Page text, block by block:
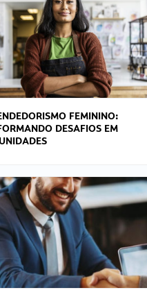
FEMININO:
DESAFIOS EM